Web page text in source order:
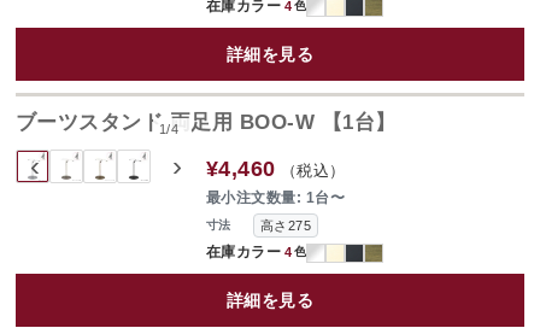
在庫カラー 4色
詳細を見る
‹ ›
1/4
ブーツスタンド 両足用 BOO-W 【1台】
寸法 高さ275
在庫カラー 4色
¥4,460 （税込）
最小注文数量: 1台〜
詳細を見る